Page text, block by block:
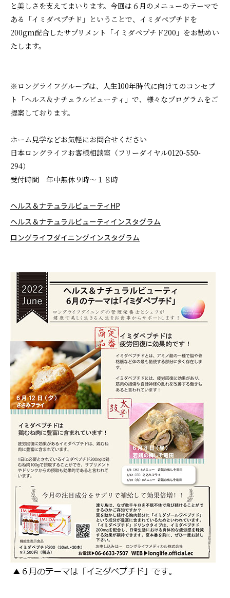
と美しさを支えてまいります。今回は６月のメニューのテーマで
ある「イミダペプチド」ということで、イミダペプチドを
200gm配合したサプリメント「イミダペプチド200」をお勧めい
たします。
※ロングライフグループは、人生100年時代に向けてのコンセプ
ト「ヘルス＆ナチュラルビューティ」で、様々なプログラムをご
提案しております。
ホーム見学などお気軽にお問合せください
日本ロングライフお客様相談室（フリーダイヤル0120-550-
294）
受付時間 年中無休９時～１８時
ヘルス＆ナチュラルビューティHP
ヘルス＆ナチュラルビューティインスタグラム
ロングライフダイニングインスタグラム